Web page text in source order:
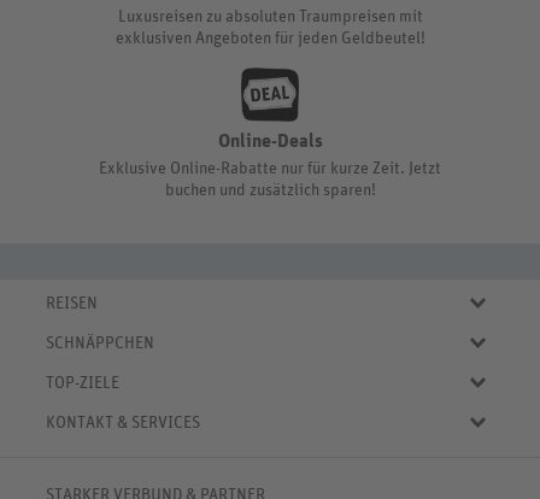
Luxusreisen zu absoluten Traumpreisen mit
exklusiven Angeboten für jeden Geldbeutel!
Online-Deals
Exklusive Online-Rabatte nur für kurze Zeit. Jetzt
buchen und zusätzlich sparen!
REISEN
Eigene Anreise
Städtereisen
Kreuzfahrten
SCHNÄPPCHEN
Online-Deals
TOP-ZIELE
✈ Urlaub in Spanien
KONTAKT & SERVICES
STARKER VERBUND & PARTNER